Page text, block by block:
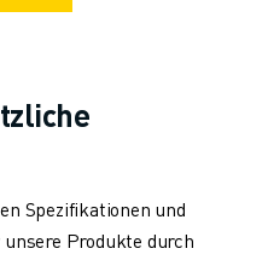
Spezifikationen und
Produkte durch